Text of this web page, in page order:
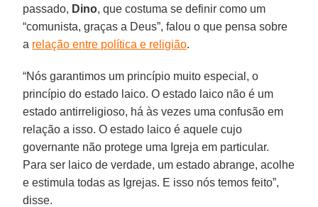
passado, Dino, que costuma se definir como um
“comunista, graças a Deus”, falou o que pensa sobre
a relação entre política e religião.
“Nós garantimos um princípio muito especial, o
princípio do estado laico. O estado laico não é um
estado antirreligioso, há às vezes uma confusão em
relação a isso. O estado laico é aquele cujo
governante não protege uma Igreja em particular.
Para ser laico de verdade, um estado abrange, acolhe
e estimula todas as Igrejas. E isso nós temos feito”,
disse.